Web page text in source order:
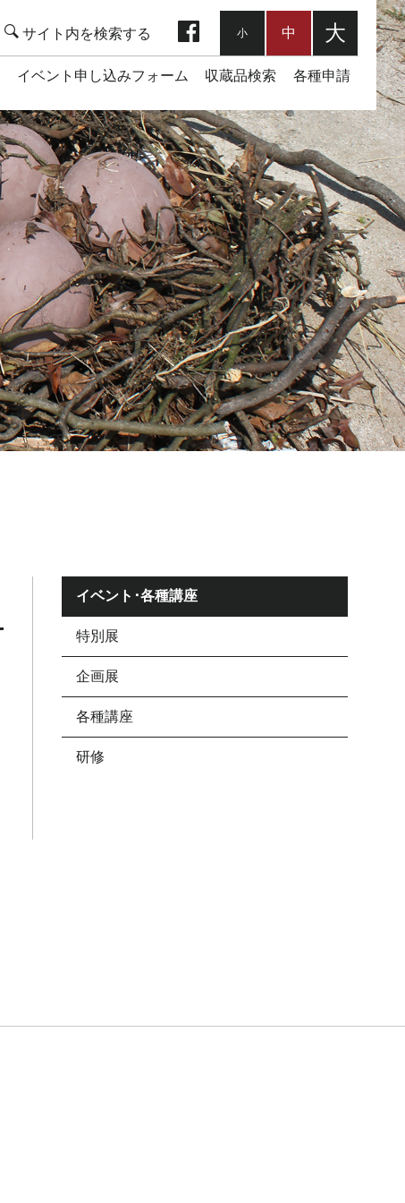
イベント申し込みフォーム 収蔵品検索 各種申請
小 中 大
イベント･各種講座
特別展
企画展
各種講座
研修